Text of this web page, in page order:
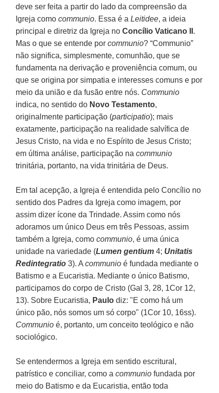
deve ser feita a partir do lado da compreensão da
Igreja comocommunio. Essa é aLeitidee, a ideia
principal e diretriz da Igreja noConcílio Vaticano II .
Mas o que se entende porcommunio? “Communio”
não significa, simplesmente, comunhão, que se
fundamenta na derivação e proveniência comum, ou
que se origina por simpatia e interesses comuns e por
meio da união e da fusão entre nós. Communio
indica, no sentido do Novo Testamento,
originalmente participação (participatio); mais
exatamente, participação na realidade salvífica de
Jesus Cristo, na vida e no Espírito de Jesus Cristo;
em última análise, participação nacommunio
trinitária, portanto, na vida trinitária de Deus.
Em tal acepção, a Igreja é entendida pelo Concílio no
sentido dos Padres da Igreja como imagem, por
assim dizer ícone da Trindade. Assim como nós
adoramos um único Deus em três Pessoas, assim
também a Igreja, comocommunio, é uma única
unidade na variedade (Lumen gentium4; Unitatis
Redintegratio3). Acommunio é fundada mediante o
Batismo e a Eucaristia. Mediante o único Batismo,
participamos do corpo de Cristo (Gal 3, 28, 1Cor 12,
13). Sobre Eucaristia, Paulodiz: "E como há um
único pão, nós somos um só corpo" (1Cor 10, 16ss).
Communio é, portanto, um conceito teológico e não
sociológico.
Se entendermos a Igreja em sentido escritural,
patrístico e conciliar, como acommunio fundada por
meio do Batismo e da Eucaristia, então toda